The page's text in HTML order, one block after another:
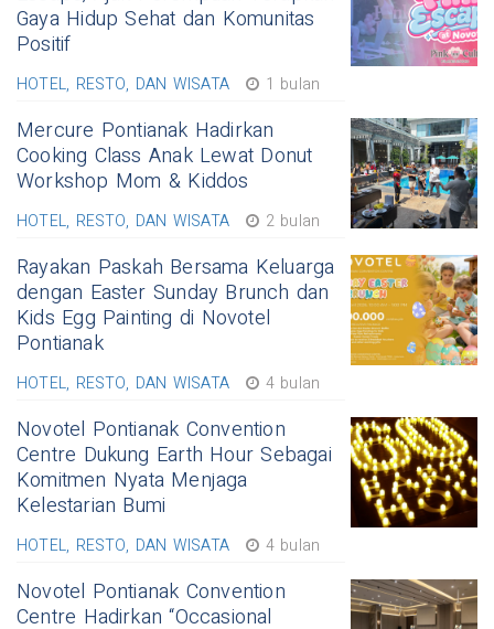
Gaya Hidup Sehat dan Komunitas
Positif
HOTEL, RESTO, DAN WISATA 1 bulan
Mercure Pontianak Hadirkan
Cooking Class Anak Lewat Donut
Workshop Mom & Kiddos
HOTEL, RESTO, DAN WISATA 2 bulan
Rayakan Paskah Bersama Keluarga
dengan Easter Sunday Brunch dan
Kids Egg Painting di Novotel
Pontianak
HOTEL, RESTO, DAN WISATA 4 bulan
Novotel Pontianak Convention
Centre Dukung Earth Hour Sebagai
Komitmen Nyata Menjaga
Kelestarian Bumi
HOTEL, RESTO, DAN WISATA 4 bulan
Novotel Pontianak Convention
Centre Hadirkan “Occasional